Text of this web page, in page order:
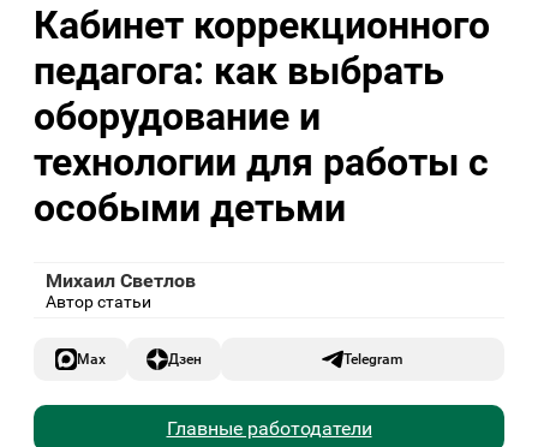
Кабинет коррекционного
педагога: как выбрать
оборудование и
технологии для работы с
особыми детьми
Михаил Светлов
Автор статьи
Max Дзен Telegram
Главные работодатели